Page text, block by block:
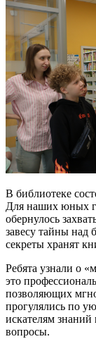
В библиотеке
Для наших юных
обернулось
завесу тайны над
секреты хранят
Ребята узнали о
это
позволяющих
прогулялись по
искателям
вопросы.